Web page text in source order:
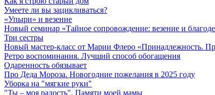
Умеете ли вы зацикливаться?
«Упыри» и везение
Новый семинар «Тайное сопровождение: везение и
Три сестры
Новый мастер-класс от Марии Флеро «Принадлежность.
Ретро воспоминания. Лучший способ обогащения
Одаренность обязывает
Про Деда Мороза. Новогодние пожелания в 2025 году
Уборка на "мягкие руки"
"Ты – моя радость". Памяти моей мамы